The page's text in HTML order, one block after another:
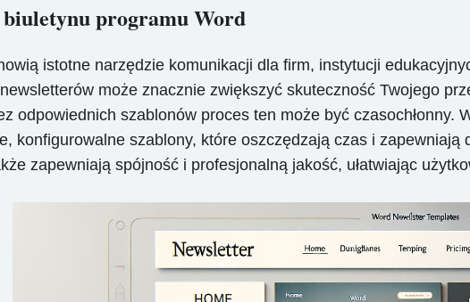
programu Word
istotne narzędzie komunikacji dla firm, instytucji
może znacznie zwiększyć skuteczność Twojego
odpowiednich szablonów proces ten może być czasochłonny.
konfigurowalne szablony, które oszczędzają czas i
zapewniają spójność i profesjonalną jakość, ułatwiając